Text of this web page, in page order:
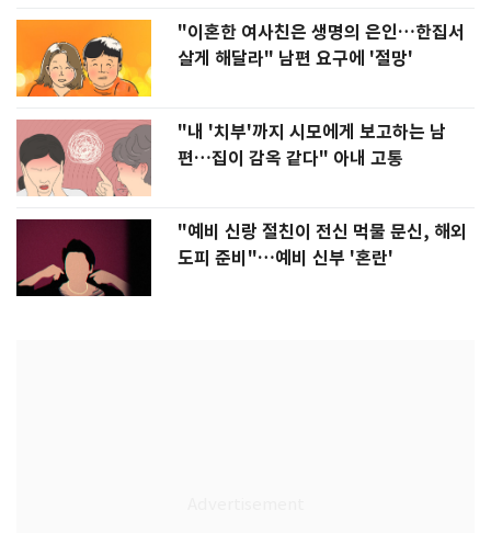
"이혼한 여사친은 생명의 은인…한집서
살게 해달라" 남편 요구에 '절망'
"내 '치부'까지 시모에게 보고하는 남
편…집이 감옥 같다" 아내 고통
"예비 신랑 절친이 전신 먹물 문신, 해외
도피 준비"…예비 신부 '혼란'